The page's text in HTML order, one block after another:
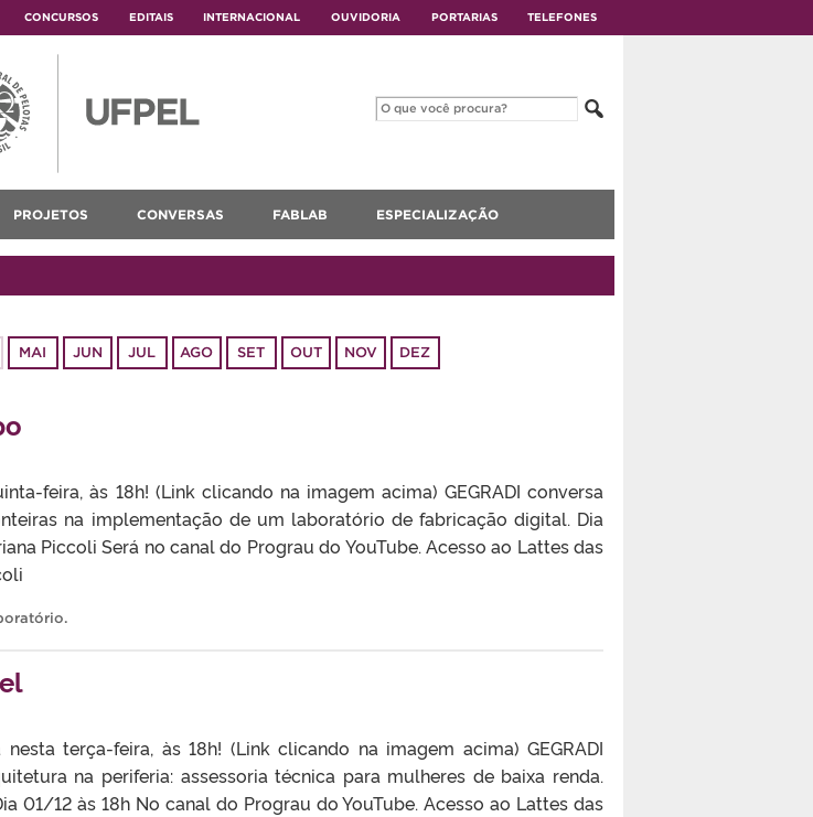
CONCURSOS EDITAIS INTERNACIONAL OUVIDORIA PORTARIAS TELEFONES
PROJETOS CONVERSAS FABLAB ESPECIALIZAÇÃO
MAI JUN JUL AGO SET OUT NOV DEZ
feira, às 18h! (Link clicando na imagem acima) GEGRADI conversa
na implementação de um laboratório de fabricação digital. Dia
Piccoli Será no canal do Prograu do YouTube. Acesso ao Lattes das
.
terça-feira, às 18h! (Link clicando na imagem acima) GEGRADI
na periferia: assessoria técnica para mulheres de baixa renda.
01/12 às 18h No canal do Prograu do YouTube. Acesso ao Lattes das